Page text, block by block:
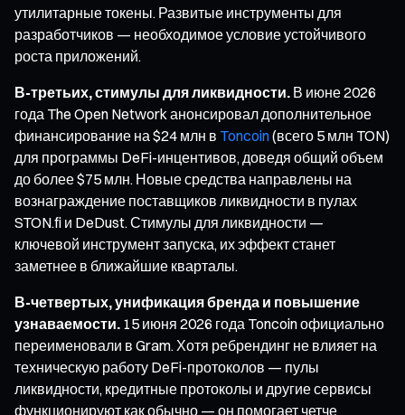
утилитарные токены. Развитые инструменты для
разработчиков — необходимое условие устойчивого
роста приложений.
В-третьих, стимулы для ликвидности. В июне 2026
года The Open Network анонсировал дополнительное
финансирование на $24 млн в Toncoin(всего 5 млн TON)
для программы DeFi-инцентивов, доведя общий объем
до более $75 млн. Новые средства направлены на
вознаграждение поставщиков ликвидности в пулах
STON.fi и DeDust. Стимулы для ликвидности —
ключевой инструмент запуска, их эффект станет
заметнее в ближайшие кварталы.
В-четвертых, унификация бренда и повышение
узнаваемости. 15 июня 2026 года Toncoin официально
переименовали в Gram. Хотя ребрендинг не влияет на
техническую работу DeFi-протоколов — пулы
ликвидности, кредитные протоколы и другие сервисы
функционируют как обычно — он помогает четче